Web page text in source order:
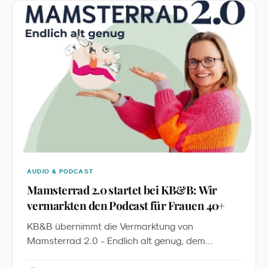
Kampagne: Es ist die erste sichtbare Anwendung
eines global geltenden Character-Licensing-
Standards im deutschen LEH.
AUDIO & PODCAST
Mamsterrad 2.0 startet bei KB&B: Wir
vermarkten den Podcast für Frauen 40+
KB&B übernimmt die Vermarktung von
Mamsterrad 2.0 - Endlich alt genug, dem